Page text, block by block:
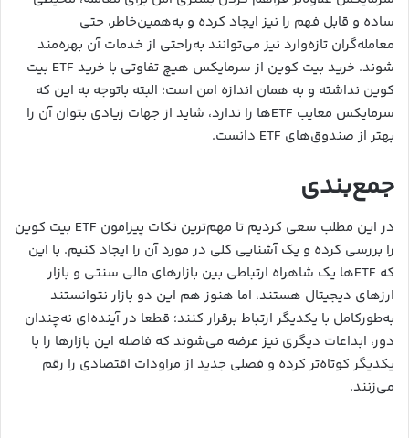
ساده و قابل فهم را نیز ایجاد کرده و به‌همین‌خاطر، حتی
معامله‌گران تازه‌وارد نیز می‌توانند به‌راحتی از خدمات آن بهره‌مند
شوند. خرید بیت کوین از سرمایکس هیچ تفاوتی با خرید ETF بیت
کوین نداشته و به ‌همان ‌اندازه امن است؛ البته باتوجه به این ‌که
سرمایکس معایب ETFها را ندارد، شاید از جهات زیادی بتوان آن را
بهتر از صندوق‌های ETF دانست.
جمع‌بندی
در این مطلب سعی کردیم تا مهم‌ترین نکات پیرامون ETF بیت کوین
را بررسی کرده و یک آشنایی کلی در مورد آن را ایجاد کنیم. با این‌
که ETFها یک شاهراه ارتباطی بین بازارهای مالی سنتی و بازار
ارزهای دیجیتال هستند، اما هنوز هم این دو بازار نتوانستند
به‌طورکامل با یکدیگر ارتباط برقرار کنند؛ قطعا در آینده‌ای نه‌چندان
دور، ابداعات دیگری نیز عرضه می‌شوند که فاصله این بازارها را با
یکدیگر کوتاه‌تر کرده و فصلی جدید از مراودات اقتصادی را رقم
می‌زنند.